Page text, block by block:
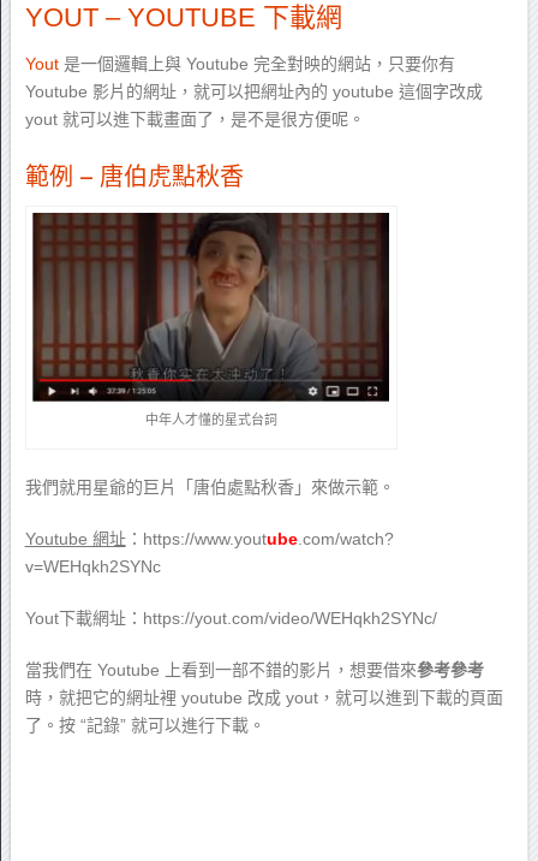
YOUT – YOUTUBE 下載網
Yout是一個邏輯上與 Youtube 完全對映的網站，只要你有
Youtube 影片的網址，就可以把網址內的 youtube 這個字改成
yout 就可以進下載畫面了，是不是很方便呢。
範例 – 唐伯虎點秋香
中年人才懂的星式台詞
我們就用星爺的巨片「唐伯處點秋香」來做示範。
Youtube 網址：https://www.youtube.com/watch?
v=WEHqkh2SYNc
Yout下載網址：https://yout.com/video/WEHqkh2SYNc/
當我們在 Youtube 上看到一部不錯的影片，想要借來參考參考
時，就把它的網址裡 youtube 改成 yout，就可以進到下載的頁面
了。按 “記錄” 就可以進行下載。